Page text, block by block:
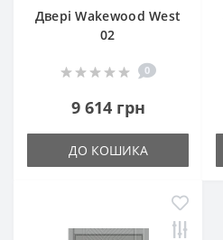
Двері Wakewood West
02
0
9 614 грн
ДО КОШИКА